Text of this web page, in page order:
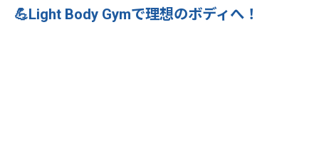
💪Light Body Gymで理想のボディへ！